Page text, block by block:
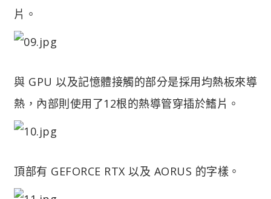
片。
與 GPU 以及記憶體接觸的部分是採用均熱板來導
熱，內部則使用了12根的熱導管穿插於鰭片。
頂部有 GEFORCE RTX 以及 AORUS 的字樣。